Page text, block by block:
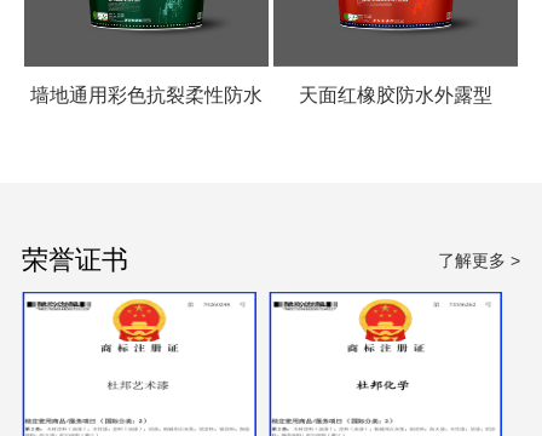
墙地通用彩色抗裂柔性防水 天面红橡胶防水外露型
荣誉证书 了解更多 >